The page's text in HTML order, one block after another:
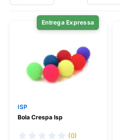
Entrega Expressa
ISP
Bola Crespa Isp
(0)